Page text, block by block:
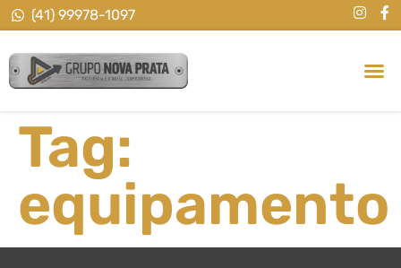
(41) 99978-1097
Tag:
equipamento